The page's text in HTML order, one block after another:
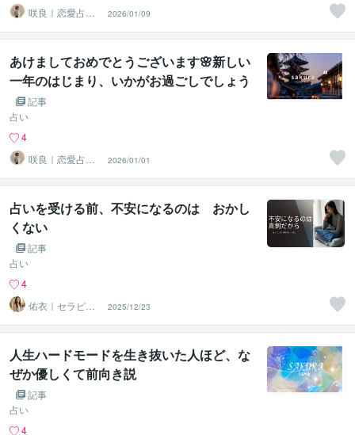
咲良｜恋愛占い
心導師
2026/01/09
あけましておめでとうございます🌸新しい
一年のはじまり、いかがお過ごしでしょう
か。記事
占い
4
咲良｜恋愛占い
心導師
2026/01/01
占いを受ける前、不安になるのは おかし
くない
記事
占い
4
佑衣｜セラピス
ト×ルノルマン占
術師
2025/12/23
人生ハードモードを生き抜いた人ほど、な
ぜか優しくて前向き説
記事
占い
4